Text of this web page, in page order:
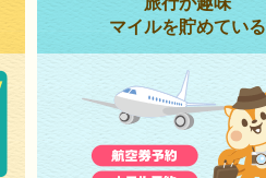
マイルを貯めている